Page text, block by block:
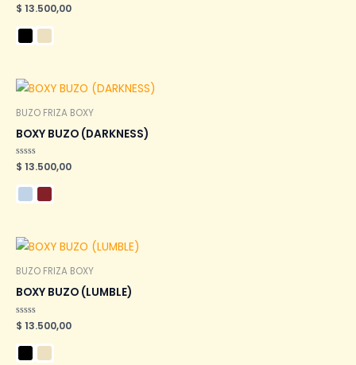
Valorado
en
de
5
$ 13.500,00
BUZO FRIZA BOXY
BOXY BUZO (DARKNESS)
Valorado
en
0
5
$ 13.500,00
BUZO FRIZA BOXY
BOXY BUZO (LUMBLE)
Valorado
en
de
5
$ 13.500,00